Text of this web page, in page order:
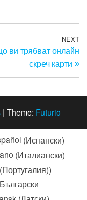
NEXT
ви трябват онлайн
скреч карти
| Theme: Futurio
(Испански)
(Италиански)
)
Български